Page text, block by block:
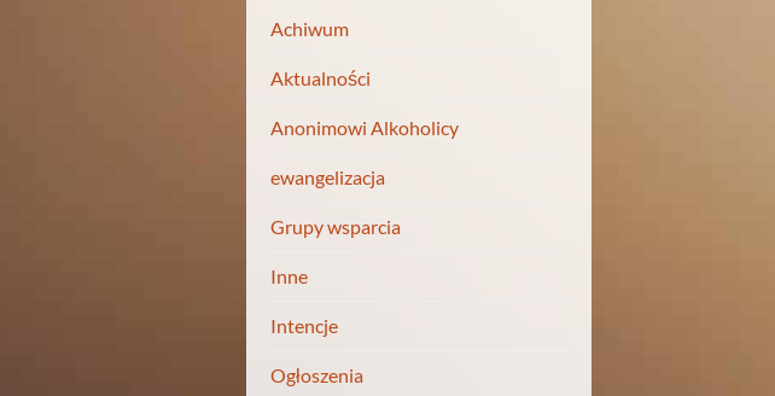
Achiwum
Aktualności
Anonimowi Alkoholicy
ewangelizacja
Grupy wsparcia
Inne
Intencje
Ogłoszenia